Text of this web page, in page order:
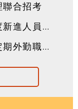
聯合招考
人員甄試
員甄試簡章